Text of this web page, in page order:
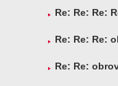
Re: Re: Re:
Re: Re: Re:
Re: Re: